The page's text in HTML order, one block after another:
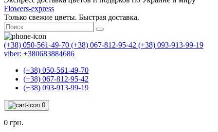
Flowers-express
Только свежие цветы. Быстрая доставка.
(+38) 050-561-49-70 (+38) 067-812-95-42 (+38) 093-913-99-19
viber: +380683884686
(+38) 050-561-49-70
(+38) 067-812-95-42
(+38) 093-913-99-19
0
0 грн.